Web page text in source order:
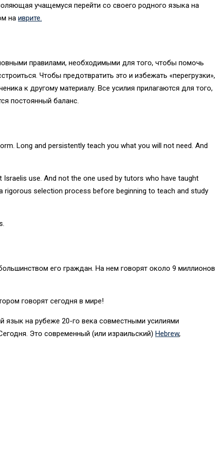
учащемуся перейти со своего родного языка на
на иврите.
правилами, необходимыми для того, чтобы помочь
Чтобы предотвратить это и избежать «перегрузки»,
к другому материалу. Все усилия прилагаются для того,
постоянный баланс.
Long and persistently teach you what you will not need. And
use. And not the one used by tutors who have taught
rigorous selection process before beginning to teach and study
его граждан. На нем говорят около 9 миллионов
говорят сегодня в мире!
язык на рубеже 20-го века совместными усилиями
Это современный (или израильский) Hebrew,